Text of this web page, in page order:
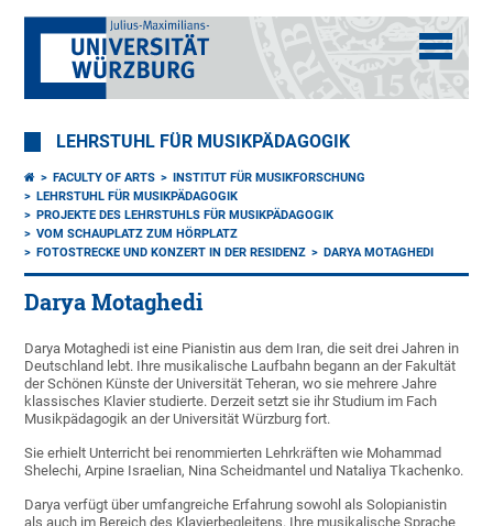
LEHRSTUHL FÜR MUSIKPÄDAGOGIK
FACULTY OF ARTS
INSTITUT FÜR MUSIKFORSCHUNG
LEHRSTUHL FÜR MUSIKPÄDAGOGIK
PROJEKTE DES LEHRSTUHLS FÜR MUSIKPÄDAGOGIK
VOM SCHAUPLATZ ZUM HÖRPLATZ
FOTOSTRECKE UND KONZERT IN DER RESIDENZ
DARYA MOTAGHEDI
Darya Motaghedi
Darya Motaghedi ist eine Pianistin aus dem Iran, die seit drei Jahren in
Deutschland lebt. Ihre musikalische Laufbahn begann an der Fakultät
der Schönen Künste der Universität Teheran, wo sie mehrere Jahre
klassisches Klavier studierte. Derzeit setzt sie ihr Studium im Fach
Musikpädagogik an der Universität Würzburg fort.
Sie erhielt Unterricht bei renommierten Lehrkräften wie Mohammad
Shelechi, Arpine Israelian, Nina Scheidmantel und Nataliya Tkachenko.
Darya verfügt über umfangreiche Erfahrung sowohl als Solopianistin
als auch im Bereich des Klavierbegleitens. Ihre musikalische Sprache